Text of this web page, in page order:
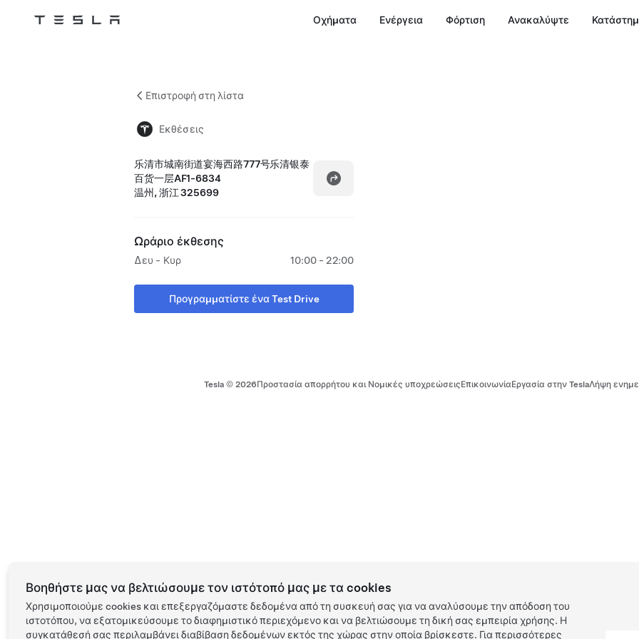
Tesla Οχήματα Ενέργεια Φόρτιση Ανακαλύψτε
Επιστροφή στη λίστα
Εκθέσεις
乐清市城南街道宴海西路777号乐清银泰
百货一层AF1-6834
温州, 浙江 325699
Ωράριο έκθεσης
Δευ - Κυρ 10:00 - 22:00
Προγραμματίστε ένα Test Drive
Tesla © 2026Προστασία απορρήτου και Νομικές υποχρεώσειςΕπικοινωνίαΕργασία στην TeslaΛήψη
Βοηθήστε μας να βελτιώσουμε τον ιστότοπό μας με τα cookies
Χρησιμοποιούμε cookies και επεξεργαζόμαστε δεδομένα από τη συσκευή σας για να αναλύσουμε την απόδοση του
ιστοτόπου, να εξατομικεύσουμε το διαφημιστικό περιεχόμενο και να βελτιώσουμε τη δική σας εμπειρία χρήσης. Η
συγκατάθεσή σας περιλαμβάνει διαβίβαση δεδομένων εκτός της χώρας στην οποία βρίσκεστε. Για περισσότερες